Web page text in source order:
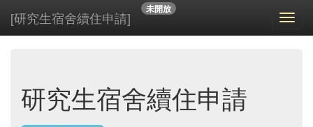
[研究生宿舍續住申請] 未開放
研究生宿舍續住申請